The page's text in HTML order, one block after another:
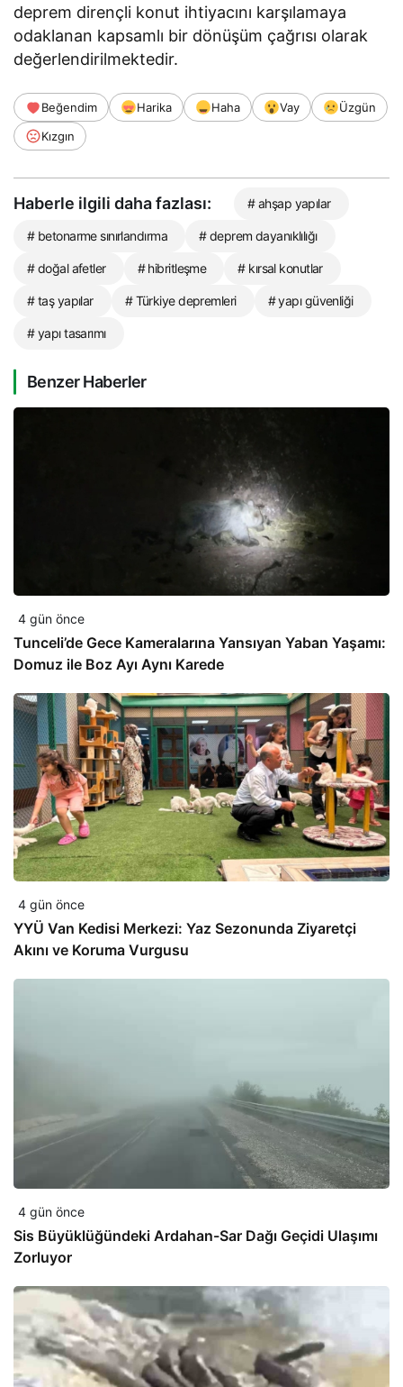
deprem dirençli konut ihtiyacını karşılamaya
odaklanan kapsamlı bir dönüşüm çağrısı olarak
değerlendirilmektedir.
Beğendim Harika Haha Vay
Üzgün
Kızgın
Haberle ilgili daha fazlası: # ahşap yapılar
# betonarme sınırlandırma # deprem dayanıklılığı
# doğal afetler # hibritleşme # kırsal konutlar
# taş yapılar # Türkiye depremleri # yapı güvenliği
# yapı tasarımı
Benzer Haberler
4 gün önce
Tunceli’de Gece Kameralarına Yansıyan Yaban Yaşamı:
Domuz ile Boz Ayı Aynı Karede
4 gün önce
YYÜ Van Kedisi Merkezi: Yaz Sezonunda Ziyaretçi
Akını ve Koruma Vurgusu
4 gün önce
Sis Büyüklüğündeki Ardahan-Sar Dağı Geçidi Ulaşımı
Zorluyor